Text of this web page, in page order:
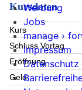
Kursdaten
Kurs
Schluss Vortag
Eröffnung
Geld
Werbung
Jobs
manage ›
Impressum
Datenschutz